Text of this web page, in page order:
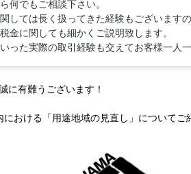
何でもご相談下さい。
しては長く扱ってきた経験もございます
金に関しても細かくご説明致します。
った実際の取引経験も交えてお客様一人
に有難うございます！
おける「用途地域の見直し」についてご